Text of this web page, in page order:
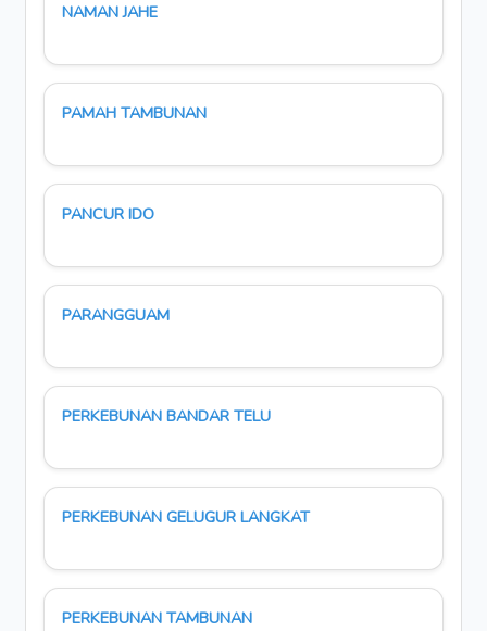
NAMAN JAHE
PAMAH TAMBUNAN
PANCUR IDO
PARANGGUAM
PERKEBUNAN BANDAR TELU
PERKEBUNAN GELUGUR LANGKAT
PERKEBUNAN TAMBUNAN